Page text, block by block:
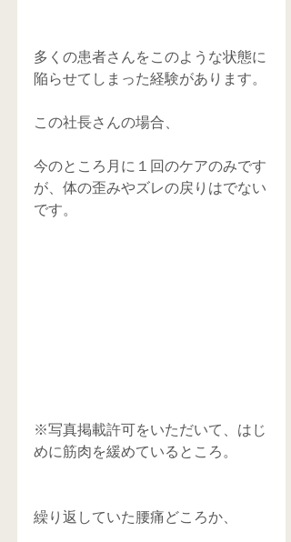
多くの患者さんをこのような状態に
陥らせてしまった経験があります。
この社長さんの場合、
今のところ月に１回のケアのみです
が、体の歪みやズレの戻りはでない
です。
※写真掲載許可をいただいて、はじ
めに筋肉を緩めているところ。
繰り返していた腰痛どころか、